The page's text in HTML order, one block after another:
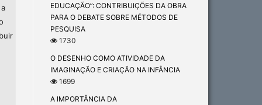
EDUCAÇÃO”: CONTRIBUIÇÕES DA OBRA
PARA O DEBATE SOBRE MÉTODOS DE
PESQUISA
1730
O DESENHO COMO ATIVIDADE DA
IMAGINAÇÃO E CRIAÇÃO NA INFÂNCIA
1699
A IMPORTÂNCIA DA